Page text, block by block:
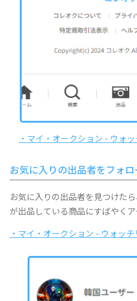
・マイ・オークション - ウォ
お気に入りの出品者をフォロ
お気に入りの出品者を見つけた
が出品している商品にすばやくア
・マイ・オークション - ウォッ